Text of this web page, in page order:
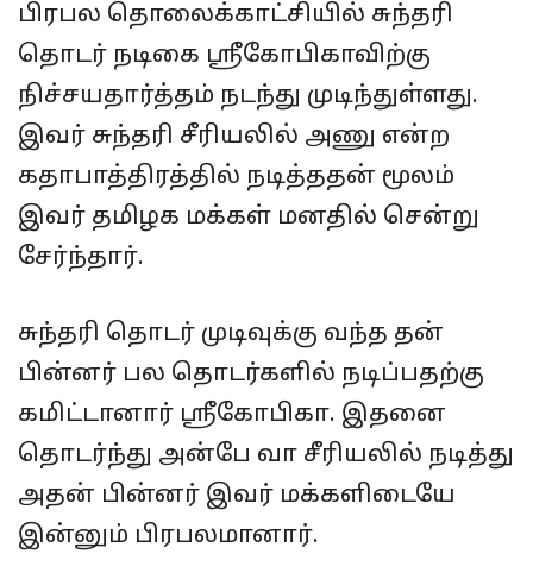
பிரபல தொலைக்காட்சியில் சுந்தரி
தொடர் நடிகை ஸ்ரீகோபிகாவிற்கு
நிச்சயதார்த்தம் நடந்து முடிந்துள்ளது.
இவர் சுந்தரி சீரியலில் அணு என்ற
கதாபாத்திரத்தில் நடித்ததன் மூலம்
இவர் தமிழக மக்கள் மனதில் சென்று
சேர்ந்தார்.
சுந்தரி தொடர் முடிவுக்கு வந்த தன்
பின்னர் பல தொடர்களில் நடிப்பதற்கு
கமிட்டானார் ஸ்ரீகோபிகா. இதனை
தொடர்ந்து அன்பே வா சீரியலில் நடித்து
அதன் பின்னர் இவர் மக்களிடையே
இன்னும் பிரபலமானார்.